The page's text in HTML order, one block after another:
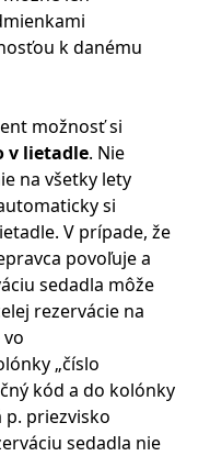
k danému
možnosť si
v lietadle. Nie
na všetky lety
si
V prípade, že
povoľuje a
sedadla môže
rezervácie na
„číslo
kód a do kolónky
p. priezvisko
sedadla nie